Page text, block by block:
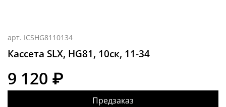
арт. ICSHG8110134
Кассета SLX, HG81, 10ск, 11-34
9 120 ₽
Предзаказ